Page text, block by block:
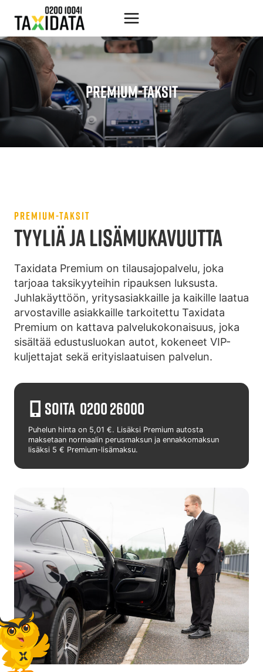
sisältöön
PREMIUM-TAKSIT
PREMIUM-TAKSIT
TYYLIÄ JA LISÄMUKAVUUTTA
Taxidata Premium on tilausajopalvelu, joka
tarjoaa taksikyyteihin ripauksen luksusta.
Juhlakäyttöön, yritysasiakkaille ja kaikille laatua
arvostaville asiakkaille tarkoitettu Taxidata
Premium on kattava palvelukokonaisuus, joka
sisältää edustusluokan autot, kokeneet VIP-
kuljettajat sekä erityislaatuisen palvelun.
SOITA 0200 26000
Puhelun hinta on 5,01 €. Lisäksi Premium autosta
maksetaan normaalin perusmaksun ja ennakkomaksun
lisäksi 5 € Premium-lisämaksu.